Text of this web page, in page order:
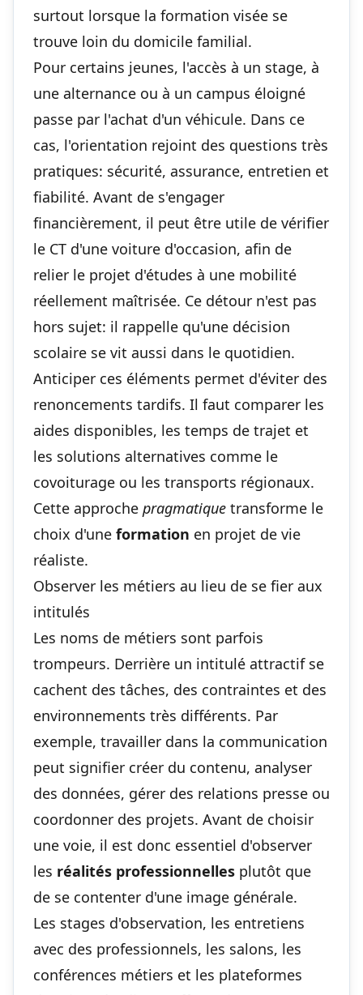
surtout lorsque la formation visée se
trouve loin du domicile familial.
Pour certains jeunes, l'accès à un stage, à
une alternance ou à un campus éloigné
passe par l'achat d'un véhicule. Dans ce
cas, l'orientation rejoint des questions très
pratiques: sécurité, assurance, entretien et
fiabilité. Avant de s'engager
financièrement, il peut être utile de vérifier
le CT d'une voiture d'occasion, afin de
relier le projet d'études à une mobilité
réellement maîtrisée. Ce détour n'est pas
hors sujet: il rappelle qu'une décision
scolaire se vit aussi dans le quotidien.
Anticiper ces éléments permet d'éviter des
renoncements tardifs. Il faut comparer les
aides disponibles, les temps de trajet et
les solutions alternatives comme le
covoiturage ou les transports régionaux.
Cette approche pragmatique transforme le
choix d'une formation en projet de vie
réaliste.
Observer les métiers au lieu de se fier aux
intitulés
Les noms de métiers sont parfois
trompeurs. Derrière un intitulé attractif se
cachent des tâches, des contraintes et des
environnements très différents. Par
exemple, travailler dans la communication
peut signifier créer du contenu, analyser
des données, gérer des relations presse ou
coordonner des projets. Avant de choisir
une voie, il est donc essentiel d'observer
les réalités professionnelles plutôt que
de se contenter d'une image générale.
Les stages d'observation, les entretiens
avec des professionnels, les salons, les
conférences métiers et les plateformes